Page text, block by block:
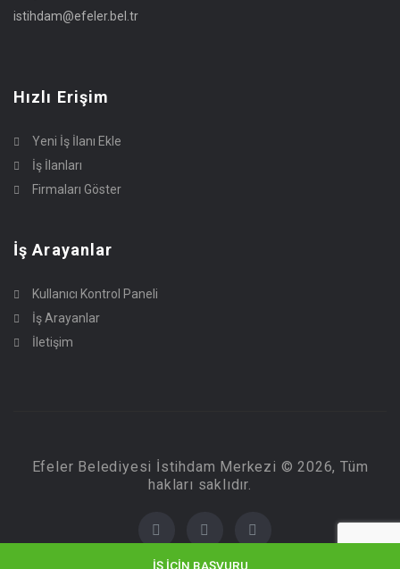
istihdam@efeler.bel.tr
Hızlı Erişim
Yeni İş İlanı Ekle
İş İlanları
Firmaları Göster
İş Arayanlar
Kullanıcı Kontrol Paneli
İş Arayanlar
İletişim
Efeler Belediyesi İstihdam Merkezi © 2026, Tüm
hakları saklıdır.
İŞ IÇIN BAŞVURU